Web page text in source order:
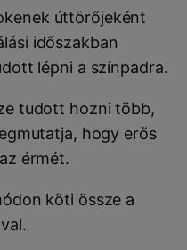
úttörőjeként
időszakban
lépni a színpadra.
tudott hozni több,
hogy erős
érmét.
köti össze a